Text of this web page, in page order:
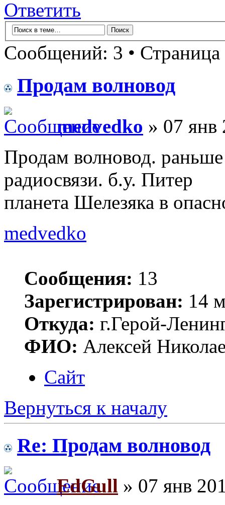
Ответить
Сообщений: 3 • Страница
Продам волновод
medvedko » 07 янв
Продам волновод. раньше
радиосвязи. б.у. Питер
планета Шелезяка в
medvedko
Сообщения: 13
Зарегистрирован: 14
Откуда: г.Герой-
ФИО: Алексей
Сайт
Вернуться к началу
Re: Продам волновод
EdGull » 07 янв